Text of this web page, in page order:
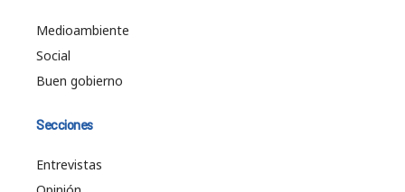
Medioambiente
Social
Buen gobierno
Secciones
Entrevistas